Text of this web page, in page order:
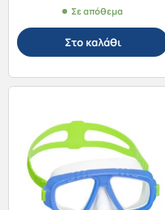
Σε απόθεμα
Στο καλάθι